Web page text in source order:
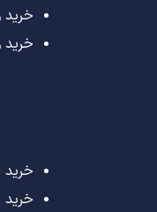
خرید
خرید
خرید
خرید